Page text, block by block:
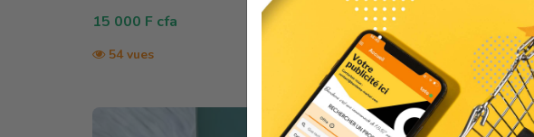
15 000 F cfa
54 vues